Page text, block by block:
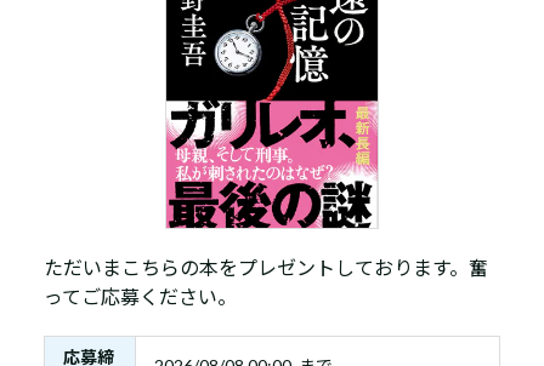
ただいまこちらの本をプレゼントしております。奮
ってご応募ください。
応募締